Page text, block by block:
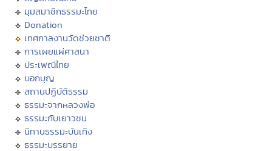
มุมสมาชิกธรรมะไทย
Donation
เทศกาลงานวัดช่วยชาติ
การเผยแผ่ศาสนา
ประเพณีไทย
บอกบุญ
สถานปฏิบัติธรรม
ธรรมะจากหลวงพ่อ
ธรรมะกับเยาวชน
นิทานธรรมะบันเทิง
ธรรมะบรรยาย